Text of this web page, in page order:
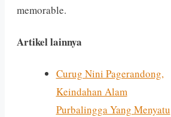
memorable.
Artikel lainnya
Curug Nini Pagerandong,
Keindahan Alam
Purbalingga Yang Menyatu